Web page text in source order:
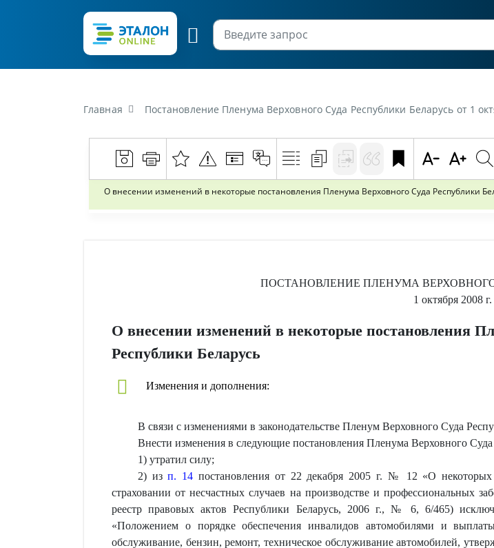
Главная Постановление Пленума Верховного Суда Республики Беларусь от 1 октября 2008 г. №8 «О
О внесении изменений в некоторые постановления Пленума Верховного Суда Республики
ПОСТАНОВЛЕНИЕ ПЛЕНУМА
1 октября 2008 г.
О внесении изменений в некоторые постановления
Республики Беларусь
Изменения и дополнения:
В связи с изменениями в законодательстве Пленум Верховного Суда
Внести изменения в следующие постановления Пленума Верховного Суда
1) утратил силу;
2) изп. 14 постановления от 22 декабря 2005 г. № 12 «О некоторых
страховании от несчастных случаев на производстве и профессиональных
реестр правовых актов Республики Беларусь, 2006 г., № 6, 6/465)
«Положением о порядке обеспечения инвалидов автомобилями и
обслуживание, бензин, ремонт, техническое обслуживание автомобилей,